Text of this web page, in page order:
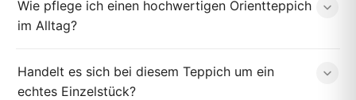
Wie pflege ich einen hochwertigen Orientteppich
im Alltag?
Handelt es sich bei diesem Teppich um ein
echtes Einzelstück?